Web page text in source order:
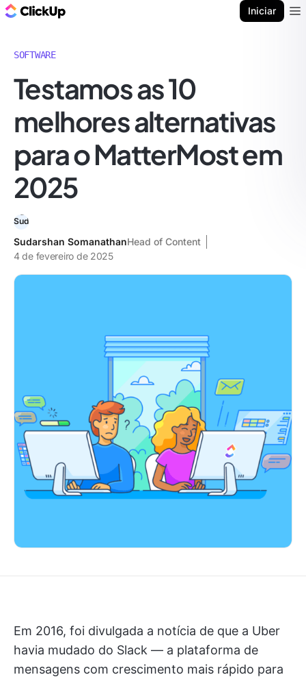
Iniciar
SOFTWARE
Testamos as 10
melhores alternativas
para o MatterMost em
2025
Sudarshan SomanathanHead of Content
4 de fevereiro de 2025
Em 2016, foi divulgada a notícia de que a Uber
havia mudado do Slack — a plataforma de
mensagens com crescimento mais rápido para